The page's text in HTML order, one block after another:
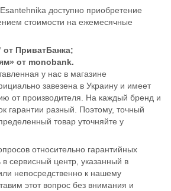
доступно приобретение
стоимости на ежемесячные
от ПриватБанка;
от monobank.
у нас в магазине
завезена в Украину и имеет
от производителя. На каждый бренд и
гарантии разный. Поэтому, точный
товар уточняйте у
относительно гарантийных
сервисный центр, указанный в
непосредственно к нашему
этот вопрос без внимания и